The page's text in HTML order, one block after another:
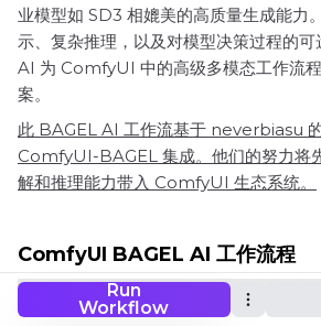
Run
Workflow
业模型如 SD3 相媲美的高质量生成能力
示、复杂推理，以及对模型决策过程的
AI 为 ComfyUI 中的高级多模态工作流
案。
此 BAGEL AI 工作流基于 neverbiasu
ComfyUI-BAGEL 集成。他们的努力将
解和推理能力带入 ComfyUI 生态系统。
ComfyUI BAGEL AI 工作流程